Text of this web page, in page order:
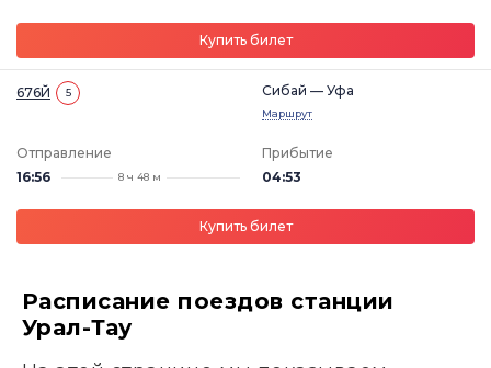
Купить билет
676Й 5 Сибай — Уфа
Маршрут
Отправление
16:56
8 ч 48 м
Прибытие
04:53
Купить билет
Расписание поездов станции
Урал-Тау